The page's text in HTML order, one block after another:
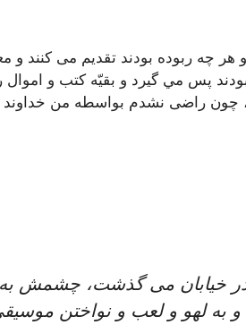
چه ربوده بودند تقديم مى‏ كنند و
پس مي گيرد و بقيّه كتب و اموال
چون راضى نشدم بواسطه من خداوند
در خيابان مى‏ گذشت، چشمش
و به لهو و لعب و نواختن‏